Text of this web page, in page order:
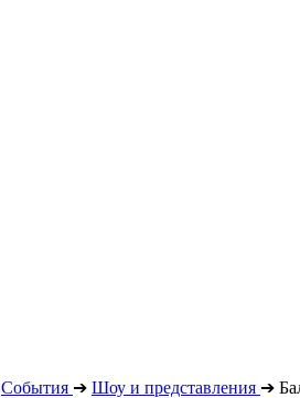
События ➔ Шоу и представления ➔